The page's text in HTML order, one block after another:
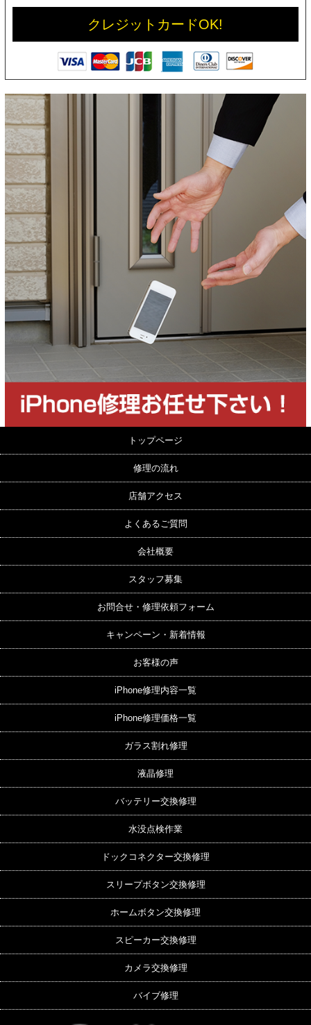
クレジットカードOK!
トップページ
修理の流れ
店舗アクセス
よくあるご質問
会社概要
スタッフ募集
お問合せ・修理依頼フォーム
キャンペーン・新着情報
お客様の声
iPhone修理内容一覧
iPhone修理価格一覧
ガラス割れ修理
液晶修理
バッテリー交換修理
水没点検作業
ドックコネクター交換修理
スリープボタン交換修理
ホームボタン交換修理
スピーカー交換修理
カメラ交換修理
バイブ修理